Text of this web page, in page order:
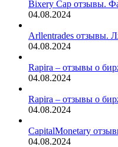
Bixery Cap отзывы.
04.08.2024
Arllentrades отзывы.
04.08.2024
Rapira – отзывы о
04.08.2024
Rapira – отзывы о
04.08.2024
CapitalMonetary
04.08.2024